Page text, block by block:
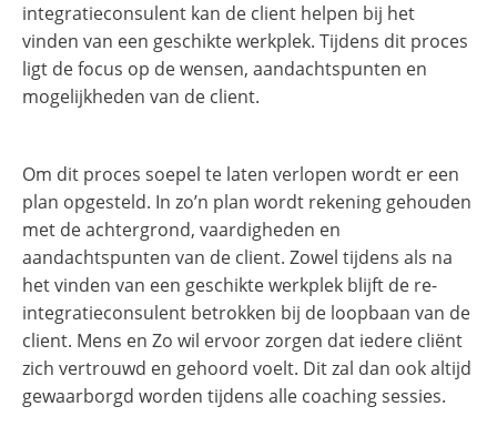
integratieconsulent kan de client helpen bij het
vinden van een geschikte werkplek. Tijdens dit proces
ligt de focus op de wensen, aandachtspunten en
mogelijkheden van de client.
Om dit proces soepel te laten verlopen wordt er een
plan opgesteld. In zo’n plan wordt rekening gehouden
met de achtergrond, vaardigheden en
aandachtspunten van de client. Zowel tijdens als na
het vinden van een geschikte werkplek blijft de re-
integratieconsulent betrokken bij de loopbaan van de
client. Mens en Zo wil ervoor zorgen dat iedere cliënt
zich vertrouwd en gehoord voelt. Dit zal dan ook altijd
gewaarborgd worden tijdens alle coaching sessies.